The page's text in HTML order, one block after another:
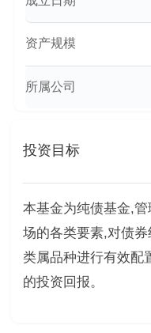
资产规模
所属公司
投资目标
本基金为纯债基金,
场的各类要素,对债券
类属品种进行有效配
的投资回报。